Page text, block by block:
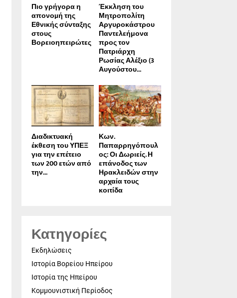
Πιο γρήγορα η
απονοµή της
Εθνικής σύνταξης
στους
Βορειοηπειρώτες
Έκκληση του
Μητροπολίτη
Αργυροκάστρου
Παντελεήμονα
προς τον
Πατριάρχη
Ρωσίας Αλέξιο (3
Αυγούστου...
Διαδικτυακή
έκθεση του ΥΠΕΞ
για την επέτειο
των 200 ετών από
την...
Κων.
Παπαρρηγόπουλ
ος: Οι Δωριείς. Η
επάνοδος των
Ηρακλειδών στην
αρχαία τους
κοιτίδα
Κατηγορίες
Εκδηλώσεις
Ιστορία Βορείου Ηπείρου
Ιστορία της Ηπείρου
Κομμουνιστική Περίοδος